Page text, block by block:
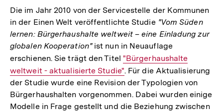
Die im Jahr 2010 von der Servicestelle der Kommunen
in der Einen Welt veröffentlichte Studie "Vom Süden
lernen: Bürgerhaushalte weltweit – eine Einladung zur
globalen Kooperation"ist nun in Neuauflage
erschienen. Sie trägt den Titel Interner
Link:
"Bürgerhaushalte
weltweit - aktualisierte Studie". Für die Aktualisierung
der Studie wurde eine Revision der Typologien von
Bürgerhaushalten vorgenommen. Dabei wurden einige
Modelle in Frage gestellt und die Beziehung zwischen